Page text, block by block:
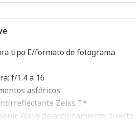
tipo E/formato de fotograma
f/1.4 a 16
asféricos
Zeiss T*
Wave de accionamiento directo